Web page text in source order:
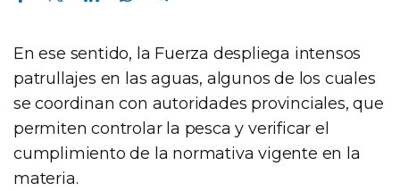
En ese sentido, la Fuerza despliega intensos
patrullajes en las aguas, algunos de los cuales
se coordinan con autoridades provinciales, que
permiten controlar la pesca y verificar el
cumplimiento de la normativa vigente en la
materia.